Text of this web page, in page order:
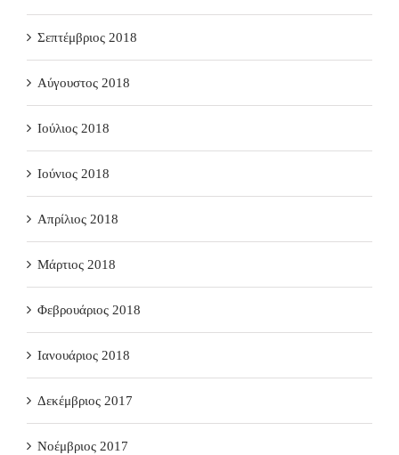
Σεπτέμβριος 2018
Αύγουστος 2018
Ιούλιος 2018
Ιούνιος 2018
Απρίλιος 2018
Μάρτιος 2018
Φεβρουάριος 2018
Ιανουάριος 2018
Δεκέμβριος 2017
Νοέμβριος 2017